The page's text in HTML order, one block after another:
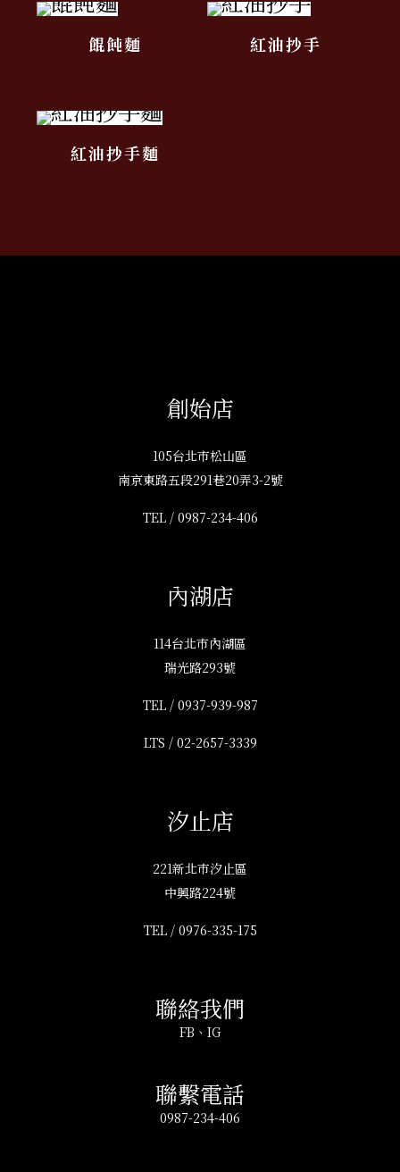
餛飩麵 紅油抄手
紅油抄手麵
創始店
105台北市松山區
南京東路五段291巷20弄3-2號
TEL / 0987-234-406
內湖店
114台北市內湖區
瑞光路293號
TEL / 0937-939-987
LTS / 02-2657-3339
汐止店
221新北市汐止區
中興路224號
TEL / 0976-335-175
聯絡我們
FB 、 IG
聯繫電話
0987-234-406